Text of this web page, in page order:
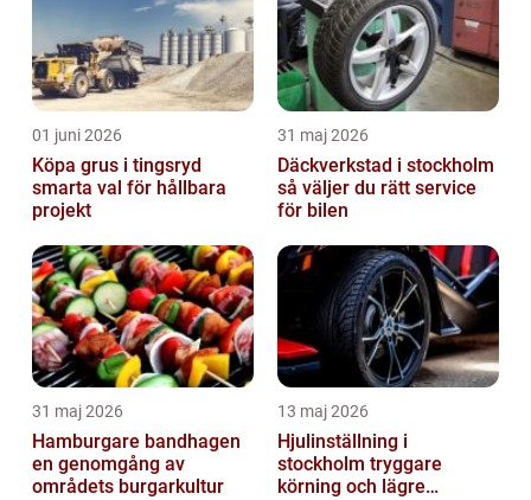
01 juni 2026
Köpa grus i tingsryd
smarta val för hållbara
projekt
31 maj 2026
Däckverkstad i stockholm
så väljer du rätt service
för bilen
31 maj 2026
Hamburgare bandhagen
en genomgång av
områdets burgarkultur
13 maj 2026
Hjulinställning i
stockholm tryggare
körning och lägre